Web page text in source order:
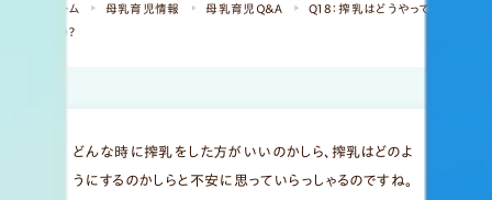
ホーム 母乳育児情報 母乳育児Ｑ＆Ａ
Q18：搾乳はどうやってす
るの？
どんな時に搾乳をした方がいいのかしら、搾乳はどのよ
うにするのかしらと不安に思っていらっしゃるのですね。